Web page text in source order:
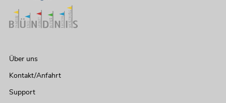
Über uns
Kontakt/Anfahrt
Support